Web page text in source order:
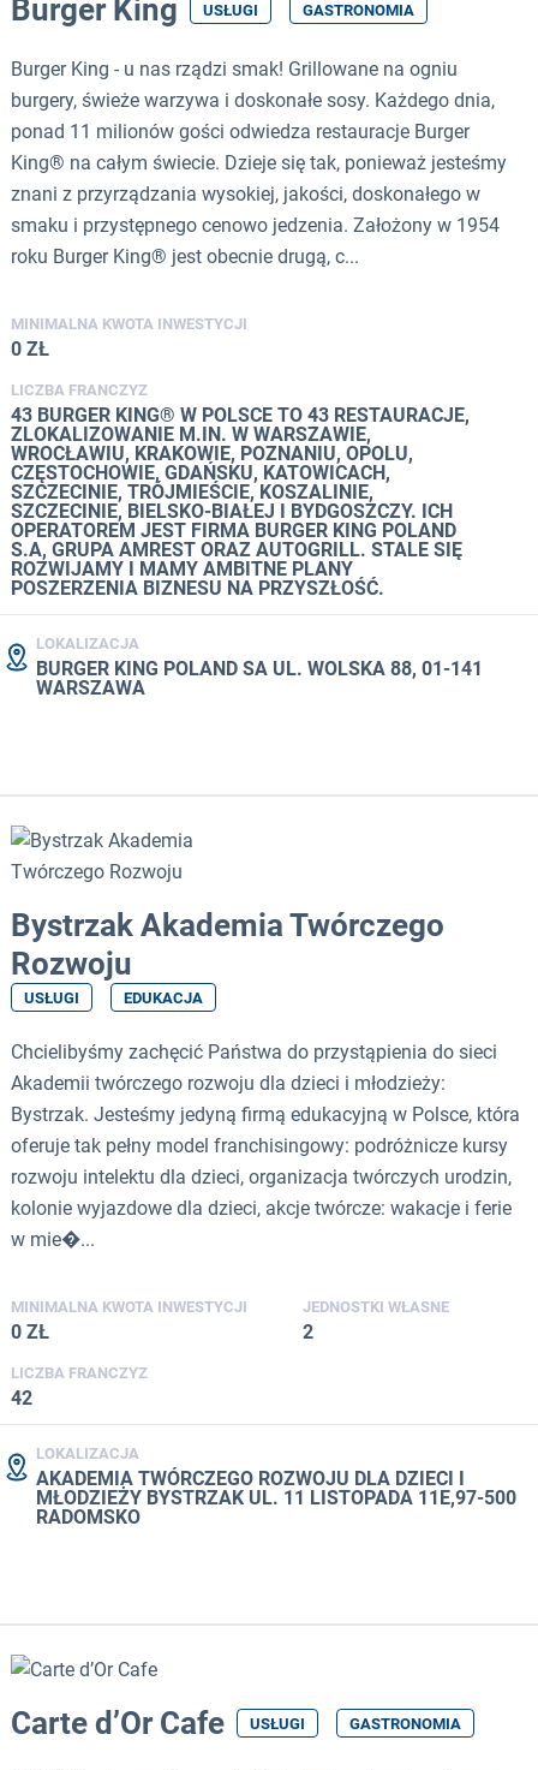
Burger King USŁUGI GASTRONOMIA
Burger King - u nas rządzi smak! Grillowane na ogniu
burgery, świeże warzywa i doskonałe sosy. Każdego dnia,
ponad 11 milionów gości odwiedza restauracje Burger
King® na całym świecie. Dzieje się tak, ponieważ jesteśmy
znani z przyrządzania wysokiej, jakości, doskonałego w
smaku i przystępnego cenowo jedzenia. Założony w 1954
roku Burger King® jest obecnie drugą, c...
MINIMALNA KWOTA INWESTYCJI
0 ZŁ
LICZBA FRANCZYZ
43 BURGER KING® W POLSCE TO 43 RESTAURACJE,
ZLOKALIZOWANIE M.IN. W WARSZAWIE,
WROCŁAWIU, KRAKOWIE, POZNANIU, OPOLU,
CZĘSTOCHOWIE, GDAŃSKU, KATOWICACH,
SZCZECINIE, TRÓJMIEŚCIE, KOSZALINIE,
SZCZECINIE, BIELSKO-BIAŁEJ I BYDGOSZCZY. ICH
OPERATOREM JEST FIRMA BURGER KING POLAND
S.A, GRUPA AMREST ORAZ AUTOGRILL. STALE SIĘ
ROZWIJAMY I MAMY AMBITNE PLANY
POSZERZENIA BIZNESU NA PRZYSZŁOŚĆ.
LOKALIZACJA
BURGER KING POLAND SA UL. WOLSKA 88, 01-141
WARSZAWA
Bystrzak Akademia Twórczego
Rozwoju
USŁUGI EDUKACJA
Chcielibyśmy zachęcić Państwa do przystąpienia do sieci
Akademii twórczego rozwoju dla dzieci i młodzieży:
Bystrzak. Jesteśmy jedyną firmą edukacyjną w Polsce, która
oferuje tak pełny model franchisingowy: podróżnicze kursy
rozwoju intelektu dla dzieci, organizacja twórczych urodzin,
kolonie wyjazdowe dla dzieci, akcje twórcze: wakacje i ferie
w mie�...
MINIMALNA KWOTA INWESTYCJI
0 ZŁ
JEDNOSTKI WŁASNE
2
LICZBA FRANCZYZ
42
LOKALIZACJA
AKADEMIA TWÓRCZEGO ROZWOJU DLA DZIECI I
MŁODZIEŻY BYSTRZAK UL. 11 LISTOPADA 11E,97-500
RADOMSKO
Carte d’Or Cafe USŁUGI GASTRONOMIA